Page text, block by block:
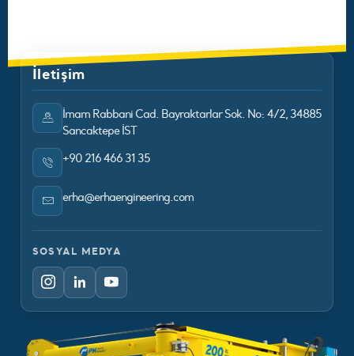
İletişim
İmam Rabbani Cad. Bayraktarlar Sok. No: 4/2, 34885
Sancaktepe İST
+90 216 466 31 35
erha@erhaengineering.com
SOSYAL MEDYA